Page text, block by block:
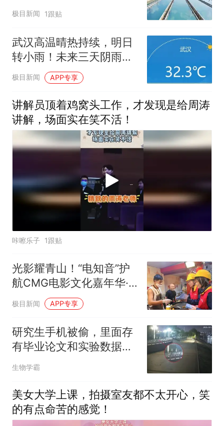
湖”双水源格局
极目新闻 1跟贴
武汉高温晴热持续，明日
转小雨！未来三天阴雨连
绵
极目新闻 APP专享
讲解员顶着鸡窝头工作，才发现是给周涛
讲解，场面实在笑不活！
咔嚓乐子 1跟贴
光影耀青山！“电知音”护
航CMG电影文化嘉年华·
武汉专场
极目新闻 APP专享
研究生手机被偷，里面存
有毕业论文和实验数据，
警方通宵作战约 7 小时找
生物学霸
美女大学上课，拍摄室友都不太开心，笑
的有点命苦的感觉！